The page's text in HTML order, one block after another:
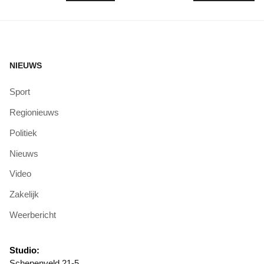
NIEUWS
Sport
Regionieuws
Politiek
Nieuws
Video
Zakelijk
Weerbericht
Studio: